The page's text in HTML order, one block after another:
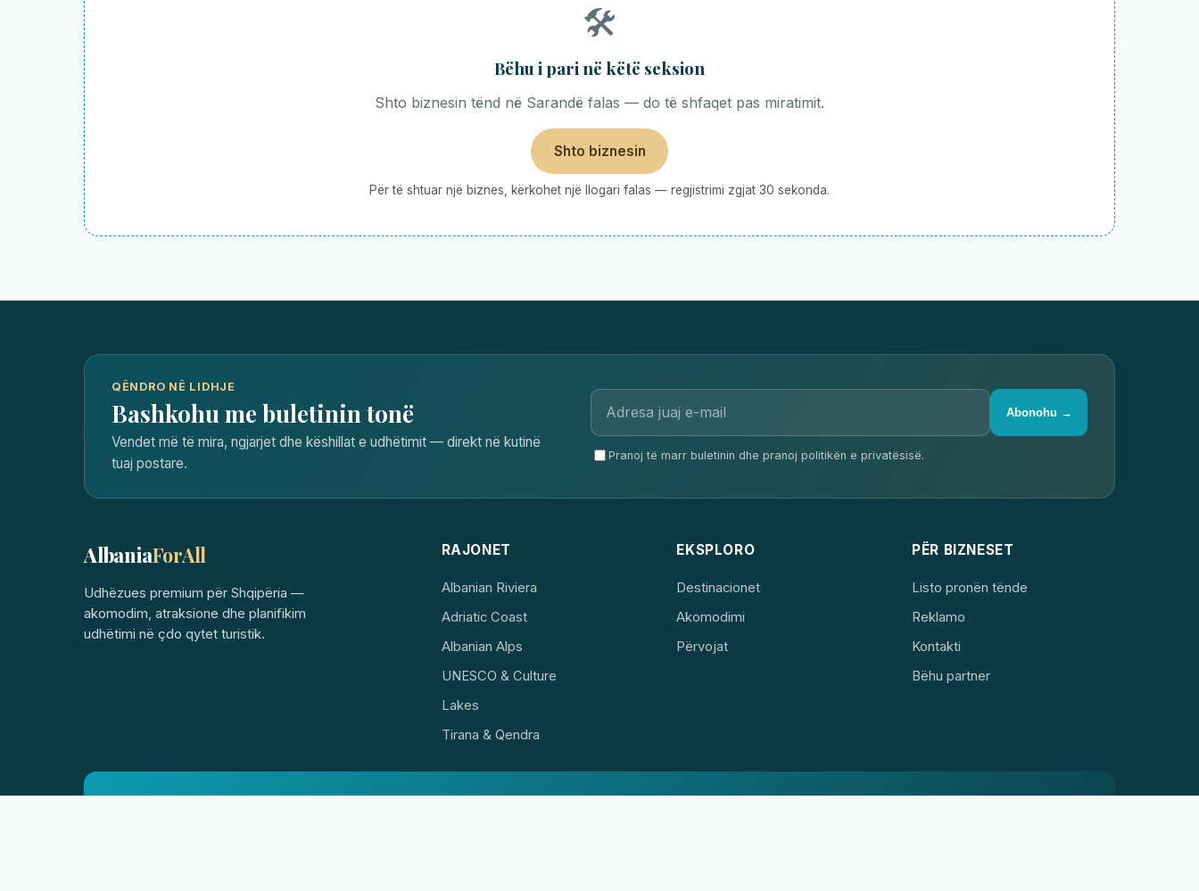
🛠️
Bëhu i pari në këtë seksion
Shto biznesin tënd në Sarandë falas — do të shfaqet pas miratimit.
Shto biznesin
Për të shtuar një biznes, kërkohet një llogari falas — regjistrimi zgjat 30 sekonda.
QËNDRO NË LIDHJE
Bashkohu me buletinin tonë
Vendet më të mira, ngjarjet dhe këshillat e udhëtimit — direkt në kutinë
tuaj postare.
Abonohu →
Pranoj të marr buletinin dhe pranoj politikën e privatësisë.
AlbaniaForAll
Udhëzues premium për Shqipëria —
akomodim, atraksione dhe planifikim
udhëtimi në çdo qytet turistik.
RAJONET
Albanian Riviera
Adriatic Coast
Albanian Alps
UNESCO & Culture
Lakes
Tirana & Qendra
EKSPLORO
Destinacionet
Akomodimi
Përvojat
PËR BIZNESET
Listo pronën tënde
Reklamo
Kontakti
Bëhu partner
📐
360° Google Street View